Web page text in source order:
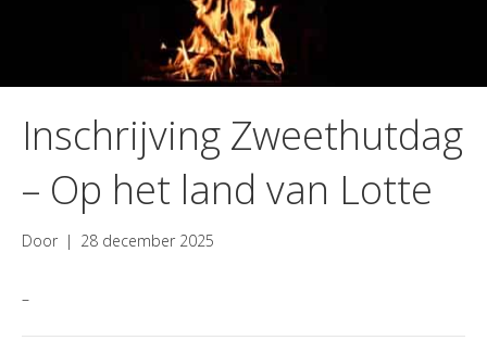
Inschrijving Zweethutdag
– Op het land van Lotte
Door | 28 december 2025
–